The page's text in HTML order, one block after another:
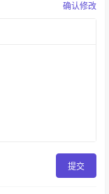
确认修改
提交